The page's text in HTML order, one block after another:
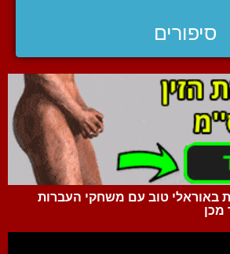
סיפורים
באוראלי טוב עם משחקי העברות